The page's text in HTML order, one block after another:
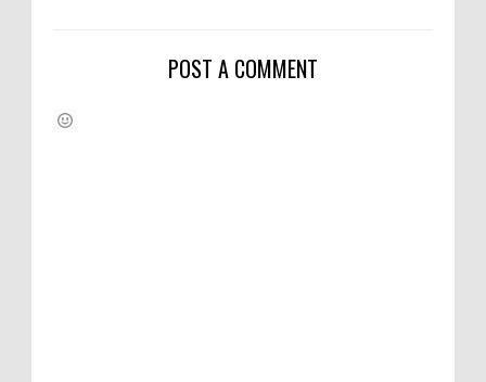
POST A COMMENT